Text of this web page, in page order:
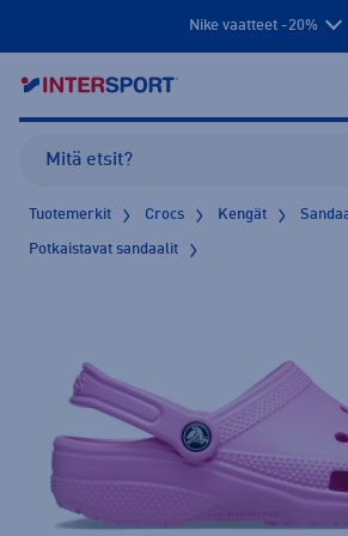
Nike vaatteet -20%
Tuotemerkit Crocs Kengät
Potkaistavat sandaalit